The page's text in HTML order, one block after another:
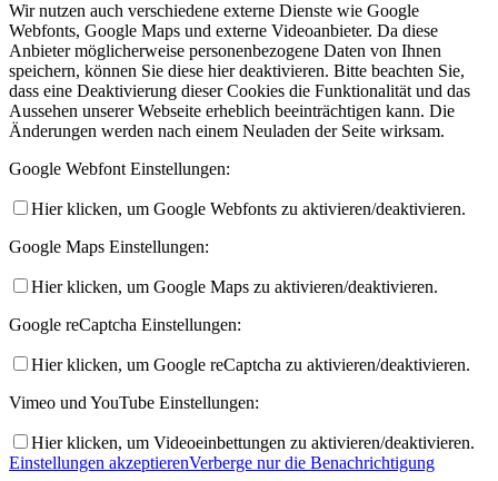
Wir nutzen auch verschiedene externe Dienste wie Google
Webfonts, Google Maps und externe Videoanbieter. Da diese
Anbieter möglicherweise personenbezogene Daten von Ihnen
speichern, können Sie diese hier deaktivieren. Bitte beachten Sie,
dass eine Deaktivierung dieser Cookies die Funktionalität und das
Aussehen unserer Webseite erheblich beeinträchtigen kann. Die
Änderungen werden nach einem Neuladen der Seite wirksam.
Google Webfont Einstellungen:
Hier klicken, um Google Webfonts zu aktivieren/deaktivieren.
Google Maps Einstellungen:
Hier klicken, um Google Maps zu aktivieren/deaktivieren.
Google reCaptcha Einstellungen:
Hier klicken, um Google reCaptcha zu aktivieren/deaktivieren.
Vimeo und YouTube Einstellungen:
Hier klicken, um Videoeinbettungen zu aktivieren/deaktivieren.
Einstellungen akzeptierenVerberge nur die Benachrichtigung